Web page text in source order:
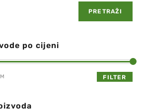
PRETRAŽI
po cijeni
FILTER